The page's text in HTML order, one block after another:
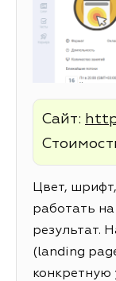
Сайт:
Цвет,
работать
результат.
(landing
конкретную